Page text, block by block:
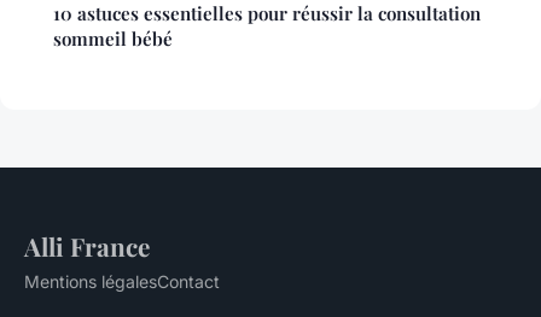
10 astuces essentielles pour réussir la consultation
sommeil bébé
Alli France
Mentions légalesContact